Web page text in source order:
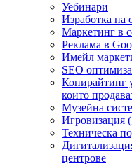
Уебинари
Изработка на
Маркетинг в
Реклама в
Имейл
SEO
Копирайтинг
които
Музейна
Игровизация
Техническа
центрове